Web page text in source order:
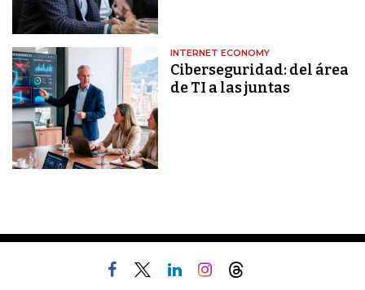
INTERNET ECONOMY
Ciberseguridad: del área
de TI a las juntas